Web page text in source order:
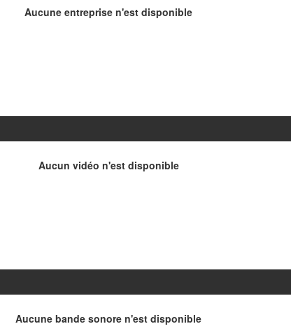
Aucune entreprise n'est disponible
Aucun vidéo n'est disponible
Aucune bande sonore n'est disponible